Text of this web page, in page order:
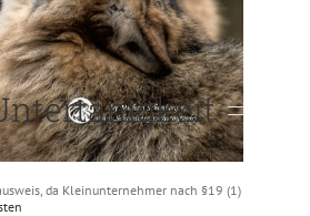
da Kleinunternehmer nach §19 (1)